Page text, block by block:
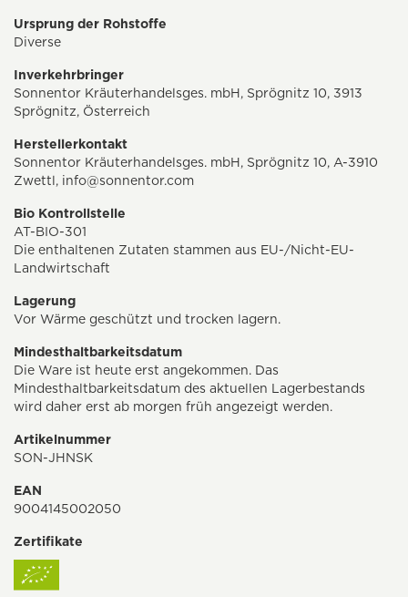
Ursprung der Rohstoffe
Diverse
Inverkehrbringer
Sonnentor Kräuterhandelsges. mbH, Sprögnitz 10, 3913
Sprögnitz, Österreich
Herstellerkontakt
Sonnentor Kräuterhandelsges. mbH, Sprögnitz 10, A-3910
Zwettl, info@sonnentor.com
Bio Kontrollstelle
AT-BIO-301
Die enthaltenen Zutaten stammen aus EU-/Nicht-EU-
Landwirtschaft
Lagerung
Vor Wärme geschützt und trocken lagern.
Mindesthaltbarkeitsdatum
Die Ware ist heute erst angekommen. Das
Mindesthaltbarkeitsdatum des aktuellen Lagerbestands
wird daher erst ab morgen früh angezeigt werden.
Artikelnummer
SON-JHNSK
EAN
9004145002050
Zertifikate